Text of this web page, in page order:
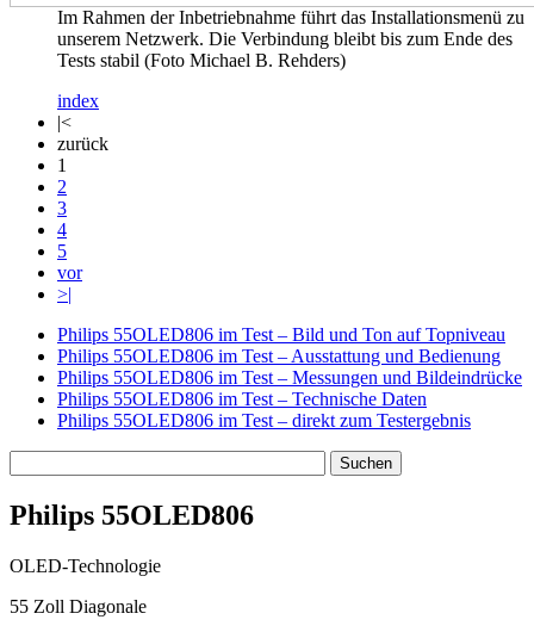
Im Rahmen der Inbetriebnahme führt das Installationsmenü zu
unserem Netzwerk. Die Verbindung bleibt bis zum Ende des
Tests stabil (Foto Michael B. Rehders)
index
|<
zurück
1
2
3
4
5
vor
>|
Philips 55OLED806 im Test – Bild und Ton auf Topniveau
Philips 55OLED806 im Test – Ausstattung und Bedienung
Philips 55OLED806 im Test – Messungen und Bildeindrücke
Philips 55OLED806 im Test – Technische Daten
Philips 55OLED806 im Test – direkt zum Testergebnis
Philips 55OLED806
OLED-Technologie
55 Zoll Diagonale